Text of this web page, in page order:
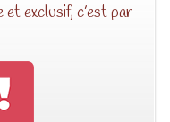
exclusif, c’est par